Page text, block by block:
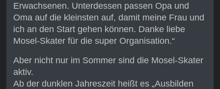
Erwachsenen. Unterdessen passen Opa und
Oma auf die kleinsten auf, damit meine Frau und
ich an den Start gehen können. Danke liebe
Mosel-Skater für die super Organisation.“
Aber nicht nur im Sommer sind die Mosel-Skater
aktiv.
Ab der dunklen Jahreszeit heißt es „Ausbilden